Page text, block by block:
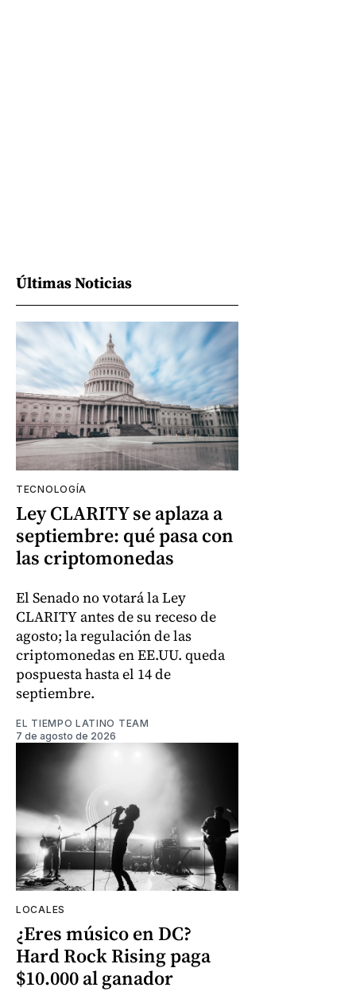
Últimas Noticias
TECNOLOGÍA
Ley CLARITY se aplaza a
septiembre: qué pasa con
las criptomonedas
El Senado no votará la Ley
CLARITY antes de su receso de
agosto; la regulación de las
criptomonedas en EE.UU. queda
pospuesta hasta el 14 de
septiembre.
EL TIEMPO LATINO TEAM
7 de agosto de 2026
LOCALES
¿Eres músico en DC?
Hard Rock Rising paga
$10.000 al ganador